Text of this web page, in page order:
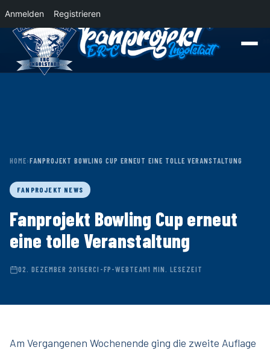
Anmelden Registrieren
NewsDer Panther Express 2026/2027 rollt nach Krefeld! Wohin rollt der
HOME›FANPROJEKT BOWLING CUP ERNEUT EINE TOLLE VERANSTALTUNG
FANPROJEKT NEWS
Fanprojekt Bowling Cup erneut
eine tolle Veranstaltung
02. DEZEMBER 2015ERCI-FP-WEBTEAM1 MIN. LESEZEIT
Am Vergangenen Wochenende ging die zweite Auflage